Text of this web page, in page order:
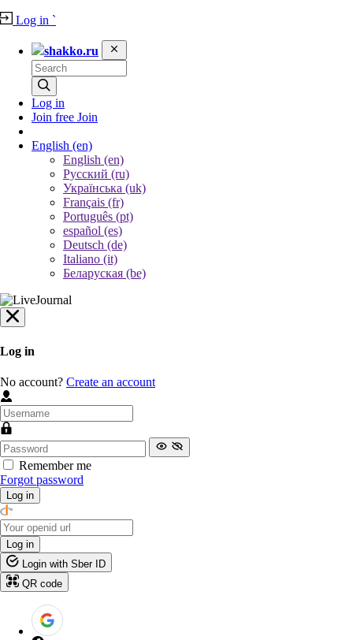
Log in `
shakko.ru
Log in
Join free Join
English (en)
English (en)
Русский (ru)
Українська (uk)
Français (fr)
Português (pt)
español (es)
Deutsch (de)
Italiano (it)
Беларуская (be)
Log in
No account? Create an account
Remember me
Forgot password
Log in
Log in
Login with Sber ID
QR code